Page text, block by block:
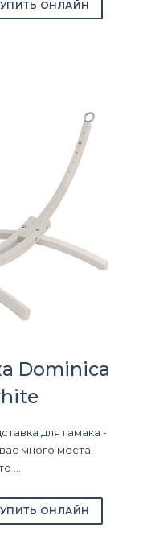
ОНЛАЙН
Dominica
для гамака -
много места.
...
ОНЛАЙН